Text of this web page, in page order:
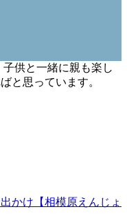
供と一緒に親も楽し
と思っています。